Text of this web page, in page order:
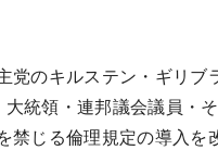
党のキルステン・ギリ
統領・連邦議会議員・
禁じる倫理規定の導入を